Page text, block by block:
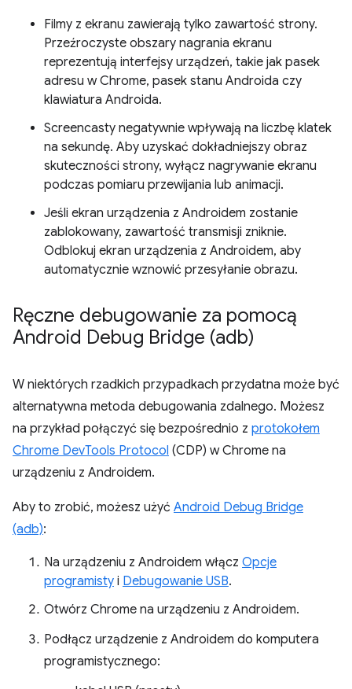
Filmy z ekranu zawierają tylko zawartość strony.
Przeźroczyste obszary nagrania ekranu
reprezentują interfejsy urządzeń, takie jak pasek
adresu w Chrome, pasek stanu Androida czy
klawiatura Androida.
Screencasty negatywnie wpływają na liczbę klatek
na sekundę. Aby uzyskać dokładniejszy obraz
skuteczności strony, wyłącz nagrywanie ekranu
podczas pomiaru przewijania lub animacji.
Jeśli ekran urządzenia z Androidem zostanie
zablokowany, zawartość transmisji zniknie.
Odblokuj ekran urządzenia z Androidem, aby
automatycznie wznowić przesyłanie obrazu.
Ręczne debugowanie za pomocą
Android Debug Bridge (adb)
W niektórych rzadkich przypadkach przydatna może być
alternatywna metoda debugowania zdalnego. Możesz
na przykład połączyć się bezpośrednio z protokołem
Chrome DevTools Protocol (CDP) w Chrome na
urządzeniu z Androidem.
Aby to zrobić, możesz użyć Android Debug Bridge
(adb):
Na urządzeniu z Androidem włącz Opcje
programisty i Debugowanie USB.
Otwórz Chrome na urządzeniu z Androidem.
Podłącz urządzenie z Androidem do komputera
programistycznego: